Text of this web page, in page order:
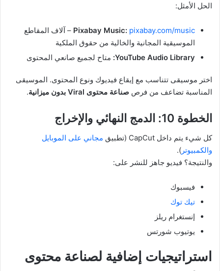
الحل الأمثل:
Pixabay Music: pixabay.com/music
– آلاف المقاطع
الموسيقية المجانية والخالية من حقوق الملكية
YouTube Audio Library: متاح لجميع صانعي المحتوى
اختر موسيقى تتناسب مع إيقاع فيديوك ونوع المحتوى. الموسيقى
المناسبة تضاعف من فرص صناعة محتوى Viral بدون ميزانية .
الخطوة 10: الدمج النهائي والإخراج
كل شيء يتم داخل CapCut (تطبيق
مجاني على الموبايل
والكمبيوتر ).
والنتيجة؟ فيديو جاهز للنشر على:
فيسبوك
تيك توك
إنستغرام ريلز
يوتيوب شورتس
استراتيجيات إضافية لصناعة محتوى